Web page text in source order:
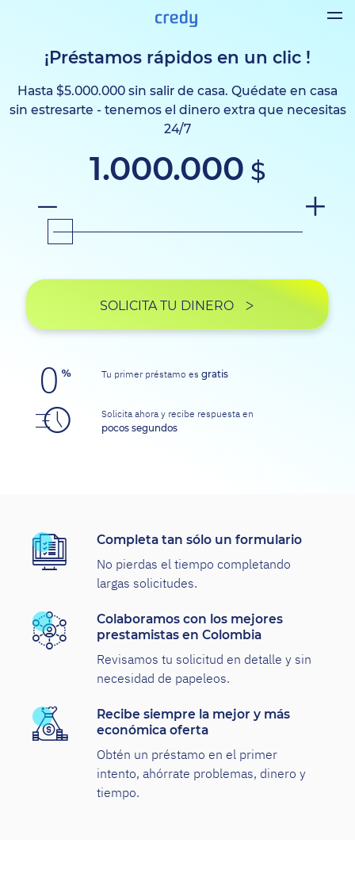
¡Préstamos rápidos en un clic !
Hasta $5.000.000 sin salir de casa. Quédate en casa
sin estresarte - tenemos el dinero extra que necesitas
24/7
1 .000.000 $
SOLICITA TU DINERO
Tu primer préstamo esgratis
Solicita ahora y recibe respuesta en
pocos segundos
Completa tan sólo un formulario
No pierdas el tiempo completando
largas solicitudes.
Colaboramos con los mejores
prestamistas en Colombia
Revisamos tu solicitud en detalle y sin
necesidad de papeleos.
Recibe siempre la mejor y más
económica oferta
Obtén un préstamo en el primer
intento, ahórrate problemas, dinero y
tiempo.